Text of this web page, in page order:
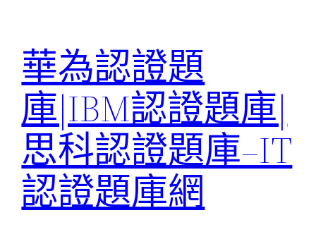
華為認證題
庫|IBM認證題庫|
思科認證題庫–IT
認證題庫網